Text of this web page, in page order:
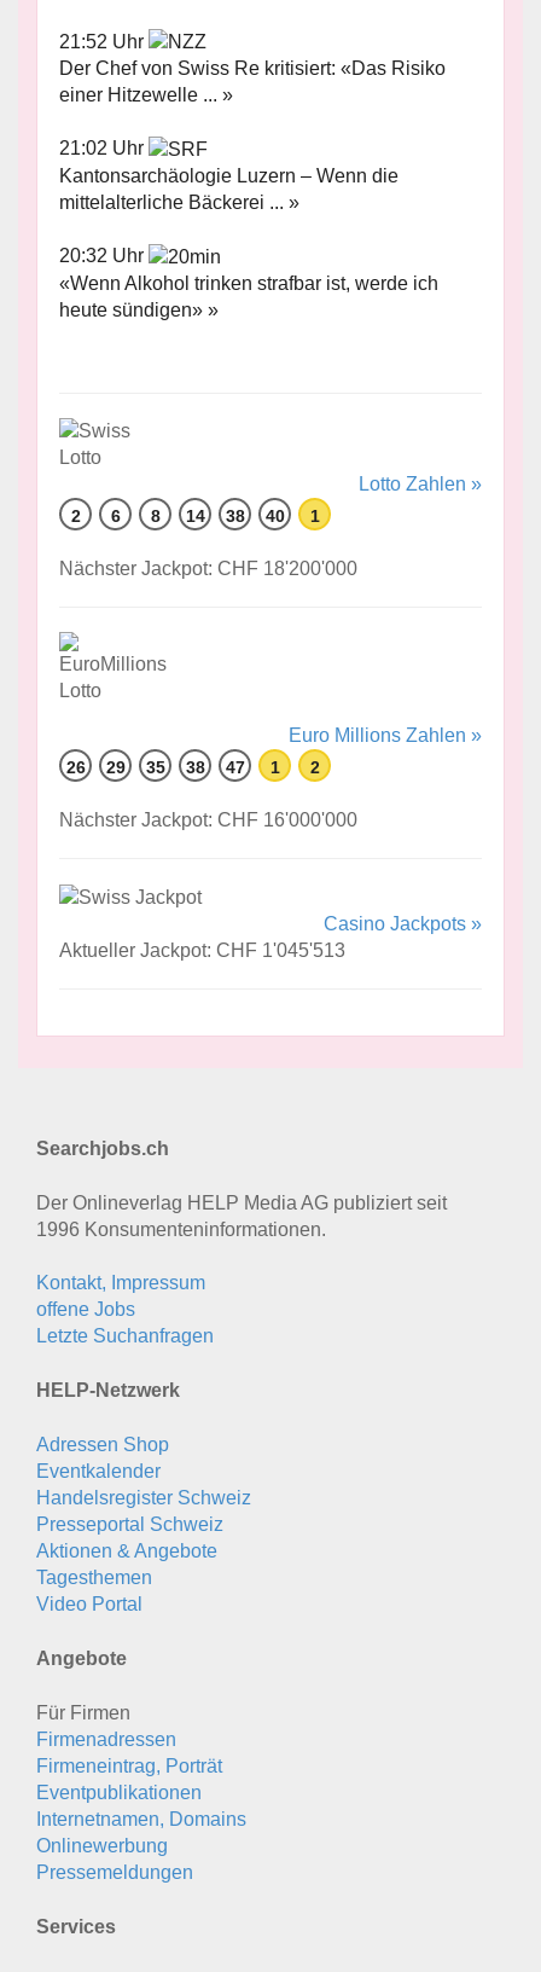
21:52 Uhr
Der Chef von Swiss Re kritisiert: «Das Risiko
einer Hitzewelle ... »
21:02 Uhr
Kantonsarchäologie Luzern – Wenn die
mittelalterliche Bäckerei ... »
20:32 Uhr
«Wenn Alkohol trinken strafbar ist, werde ich
heute sündigen» »
Lotto Zahlen »
2 6 8 14 38 40 1
Nächster Jackpot: CHF 18'200'000
Euro Millions Zahlen »
26 29 35 38 47 1 2
Nächster Jackpot: CHF 16'000'000
Casino Jackpots »
Aktueller Jackpot: CHF 1'045'513
Searchjobs.ch
Der Onlineverlag HELP Media AG publiziert seit
1996 Konsumenten­informationen.
Kontakt, Impressum
offene Jobs
Letzte Suchanfragen
HELP-Netzwerk
Adressen Shop
Eventkalender
Handelsregister Schweiz
Presseportal Schweiz
Aktionen & Angebote
Tagesthemen
Video Portal
Angebote
Für Firmen
Firmenadressen
Firmeneintrag, Porträt
Eventpublikationen
Internetnamen, Domains
Onlinewerbung
Pressemeldungen
Services